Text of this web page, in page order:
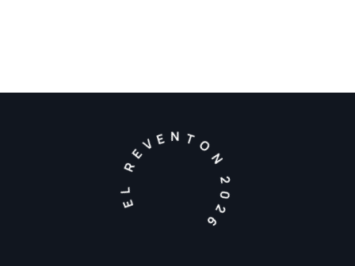
EL REVENTON 2026